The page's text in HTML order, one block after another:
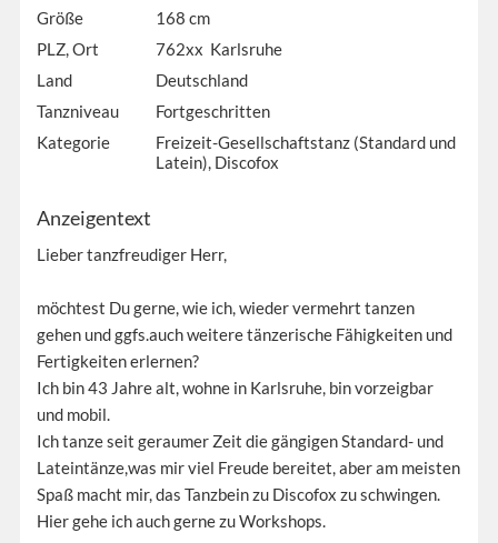
Größe
168 cm
PLZ, Ort
762xx Karlsruhe
Land
Deutschland
Tanzniveau
Fortgeschritten
Kategorie
Freizeit-Gesellschaftstanz (Standard und
Latein), Discofox
Anzeigentext
Lieber tanzfreudiger Herr,
möchtest Du gerne, wie ich, wieder vermehrt tanzen
gehen und ggfs.auch weitere tänzerische Fähigkeiten und
Fertigkeiten erlernen?
Ich bin 43 Jahre alt, wohne in Karlsruhe, bin vorzeigbar
und mobil.
Ich tanze seit geraumer Zeit die gängigen Standard- und
Lateintänze,was mir viel Freude bereitet, aber am meisten
Spaß macht mir, das Tanzbein zu Discofox zu schwingen.
Hier gehe ich auch gerne zu Workshops.